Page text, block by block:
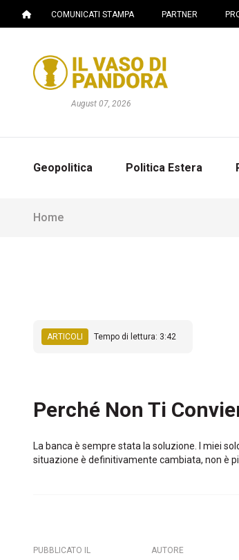
COMUNICATI STAMPA PARTNER
August 07, 2026
Geopolitica Politica Estera
Home
ARTICOLI Tempo di lettura: 3:42
Perché Non Ti
La banca è sempre stata la soluzione. I miei
situazione è definitivamente cambiata, non è
PUBBLICATO IL
AUTORE